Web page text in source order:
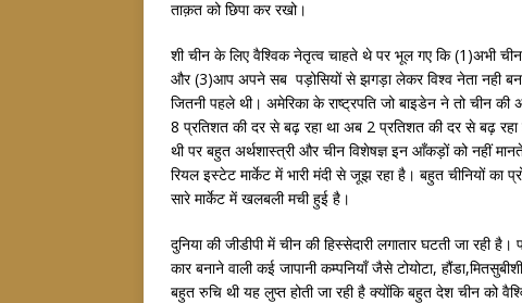
ताक़त को छिपा कर रखो।
शी चीन के लिए वैश्विक नेतृत्व चाहते थे पर भूल गए कि (1)अभी
और (3)आप अपने सब पड़ोसियों से झगड़ा लेकर विश्व नेता नही बन
जितनी पहले थी। अमेरिका के राष्ट्रपति जो बाइडेन ने तो चीन
8 प्रतिशत की दर से बढ़ रहा था अब 2 प्रतिशत की दर से बढ़
थी पर बहुत अर्थशास्त्री और चीन विशेषज्ञ इन आँकड़ों को नहीं
रियल इस्टेट मार्केट में भारी मंदी से जूझ रहा है। बहुत चीनियों का
सारे मार्केट में खलबली मची हुई है।
दुनिया की जीडीपी में चीन की हिस्सेदारी लगातार घटती जा
कार बनाने वाली कई जापानी कम्पनियाँ जैसे टोयोटा,
बहुत रुचि थी यह लुप्त होती जा रही है क्योंकि बहुत देश चीन को